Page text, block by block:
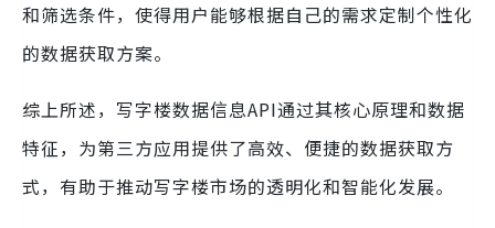
和筛选条件，使得用户能够根据自己的需求定制个性化
的数据获取方案。
综上所述，写字楼数据信息API通过其核心原理和数据
特征，为第三方应用提供了高效、便捷的数据获取方
式，有助于推动写字楼市场的透明化和智能化发展。